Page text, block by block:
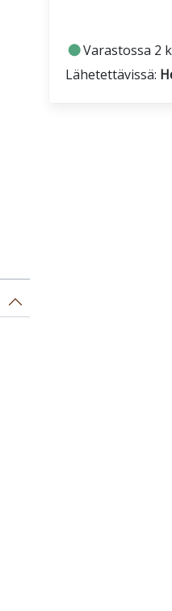
fiber_manual_recordVarastossa 2
Lähetettävissä: